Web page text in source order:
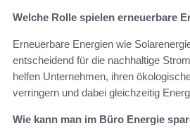
Welche Rolle spielen erneuerbare
Erneuerbare Energien wie
entscheidend für die nachhaltige
helfen Unternehmen, ihren
verringern und dabei gleichzeitig
Wie kann man im Büro Energie